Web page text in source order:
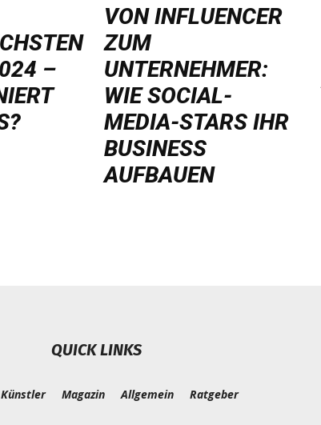
–
VON INFLUENCER
ZUM
UNTERNEHMER:
WIE SOCIAL-
MEDIA-STARS IHR
BUSINESS
AUFBAUEN
QUICK LINKS
Künstler Magazin Allgemein Ratgeber